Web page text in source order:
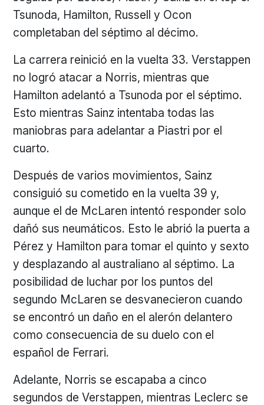
Tsunoda, Hamilton, Russell y Ocon
completaban del séptimo al décimo.
La carrera reinició en la vuelta 33. Verstappen
no logró atacar a Norris, mientras que
Hamilton adelantó a Tsunoda por el séptimo.
Esto mientras Sainz intentaba todas las
maniobras para adelantar a Piastri por el
cuarto.
Después de varios movimientos, Sainz
consiguió su cometido en la vuelta 39 y,
aunque el de McLaren intentó responder solo
dañó sus neumáticos. Esto le abrió la puerta a
Pérez y Hamilton para tomar el quinto y sexto
y desplazando al australiano al séptimo. La
posibilidad de luchar por los puntos del
segundo McLaren se desvanecieron cuando
se encontró un daño en el alerón delantero
como consecuencia de su duelo con el
español de Ferrari.
Adelante, Norris se escapaba a cinco
segundos de Verstappen, mientras Leclerc se